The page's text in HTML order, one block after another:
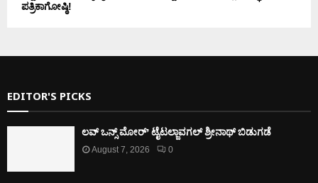
ಪತ್ರಿಕಾಗೋಷ್ಠಿ!
EDITOR'S PICKS
ಲವ್ ಒನ್ಸ್ ಮೋರ್’ ಟೈಟಲ್ಜಾವಗಲ್ ಶ್ರೀನಾಥ್ ಬಿಡುಗಡೆ
August 7, 2026 0